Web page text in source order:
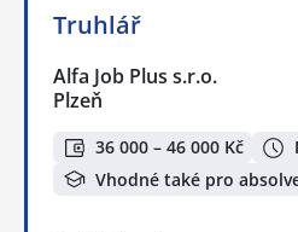
Truhlář
Alfa Job Plus s.r.o.
Plzeň
36 000 – 46 000 Kč
Vhodné také pro